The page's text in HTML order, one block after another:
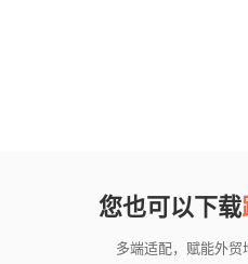
您也可以下载
多端适配，赋能外